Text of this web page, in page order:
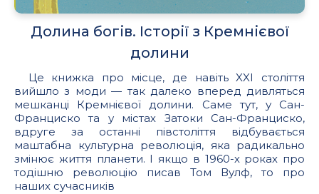
Долина богів. Історії з Кремнієвої
долини
Це книжка про місце, де навіть XXI століття
вийшло з моди — так далеко вперед дивляться
мешканці Кремнієвої долини. Саме тут, у Сан-
Франциско та у містах Затоки Сан-Франциско,
вдруге за останні півстоліття відбувається
маштабна культурна революція, яка радикально
змінює життя планети. І якщо в 1960-х роках про
тодішню революцію писав Том Вулф, то про
наших сучасників